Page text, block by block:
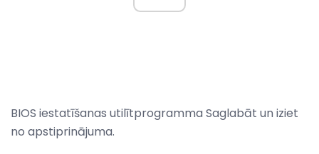
BIOS iestatīšanas utilītprogramma Saglabāt un iziet
no apstiprinājuma.